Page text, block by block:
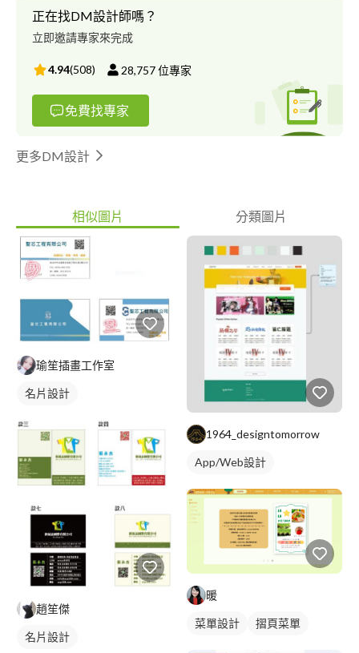
方式 - 海報、DM設計 NT$2500 -品牌識別 LOGO NT$5000 - 名片
設計單面 NT$ 1500 （需提供文字內容、LOGO） -Banner 設計
NT$1500 （提供文字、圖片內容衍生一個 NT$500） ※設計初稿
（免費修2次） ※可協助送至專業印刷，印刷費用另計，不承擔印
製後瑕疵及色差問題。 其他服務向務，歡迎洽詢討論 您的鼓勵是
設計師進步的助力
正在找DM設計師嗎？
立即邀請專家來完成
4.94(508) 28,757位專家
免費找專家
更多DM設計
相似圖片 分類圖片
瑜笙插畫工作室
名片設計
趙笙傑
名片設計
1964_designtomorrow
App/Web設計
暖
菜單設計 摺頁菜單